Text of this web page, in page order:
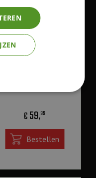
® Werkbladen voor
€59,99
Bestellen